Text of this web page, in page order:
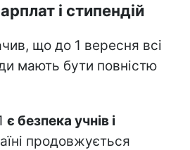
і стипендій
що до 1 вересня всі
мають бути повністю
є безпека учнів і
продовжується